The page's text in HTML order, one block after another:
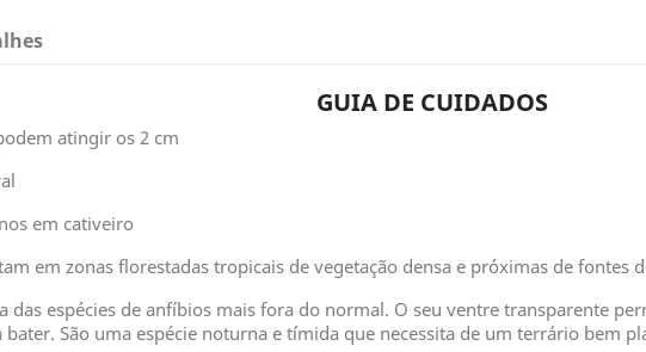
GUIA DE CUIDADOS
atingir os 2 cm
em cativeiro
em zonas florestadas tropicais de vegetação densa e próximas de fontes
das espécies de anfíbios mais fora do normal. O seu ventre transparente
bater. São uma espécie noturna e tímida que necessita de um terrário bem